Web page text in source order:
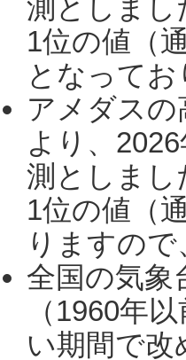
測としまし
1位の値（
となって
アメダスの
より、
測としまし
1位の値（
りますの
全国の気象
（1960年
い期間で改